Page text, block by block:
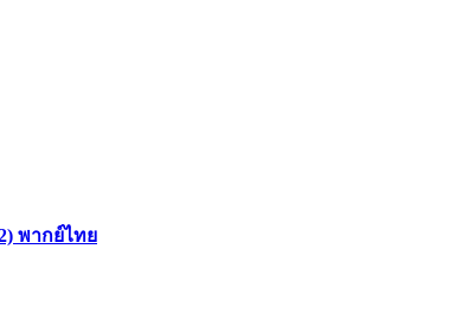
พากย์ไทย